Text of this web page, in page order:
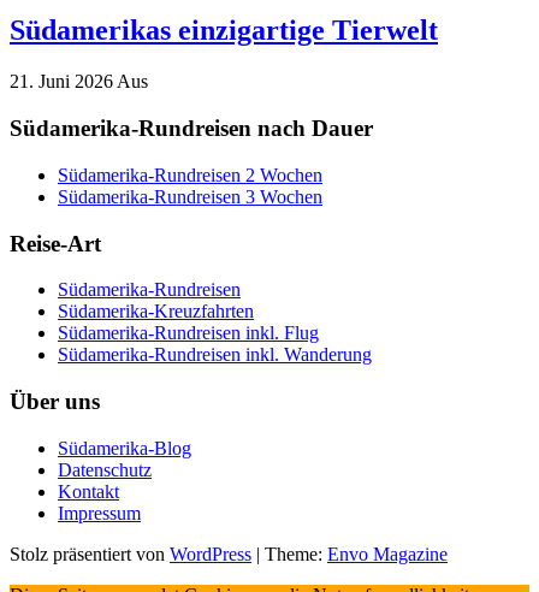
Südamerikas einzigartige Tierwelt
21. Juni 2026 Aus
Südamerika-Rundreisen nach Dauer
Südamerika-Rundreisen 2 Wochen
Südamerika-Rundreisen 3 Wochen
Reise-Art
Südamerika-Rundreisen
Südamerika-Kreuzfahrten
Südamerika-Rundreisen inkl. Flug
Südamerika-Rundreisen inkl. Wanderung
Über uns
Südamerika-Blog
Datenschutz
Kontakt
Impressum
Stolz präsentiert von WordPress | Theme: Envo Magazine